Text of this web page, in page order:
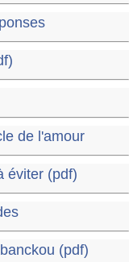
de l'amour
éviter (pdf)
(pdf)